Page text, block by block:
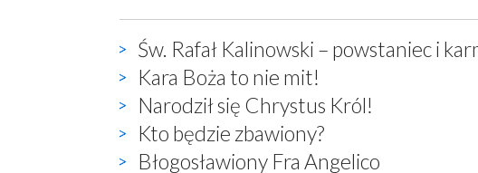
Św. Rafał Kalinowski – powstaniec i
Kara Boża to nie mit!
Narodził się Chrystus Król!
Kto będzie zbawiony?
Błogosławiony Fra Angelico